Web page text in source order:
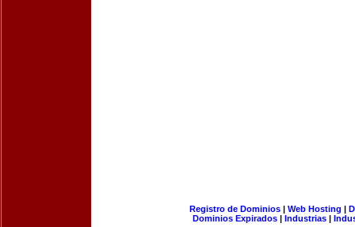
Registro de Dominios| Web Hosting |
Dominios Expirados | Industrias |